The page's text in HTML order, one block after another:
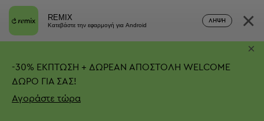
REMIX
Κατεβάστε την εφαρμογή για Android
ΛΉΨΗ ×
-30% ΕΚΠΤΩΣΗ + ΔΩΡΕΑΝ ΑΠΟΣΤΟΛΗ WELCOME
ΔΩΡΟ ΓΙΑ ΣΑΣ!
Αγοράστε τώρα
×